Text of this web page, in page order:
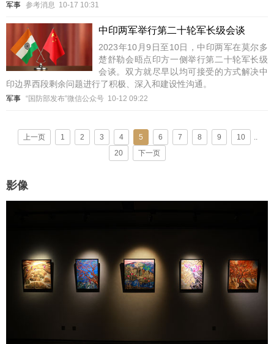
军事 参考消息 10-17 10:31
中印两军举行第二十轮军长级会谈
2023年10月9日至10日，中印两军在莫尔多
楚舒勒会晤点印方一侧举行第二十轮军长级
会谈。双方就尽早以均可接受的方式解决中
印边界西段剩余问题进行了积极、深入和建设性沟通。
军事 “国防部发布”微信公众号 10-12 09:22
上一页 1 2 3 4 5 6 7 8 9 10
..
20
下一页
影像